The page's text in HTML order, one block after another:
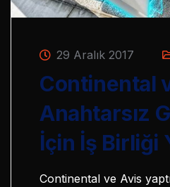
29 Aralık 2017
Continental
Anahtarsız
İçin İş Birliği
Continental ve Avis